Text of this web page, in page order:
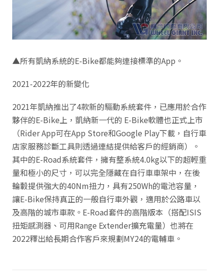
▲所有凱納系統的E-Bike都能夠連接標準的App。
2021-2022年的新變化
2021年凱納推出了4款新的驅動系統套件，已應用於合作
夥伴的E-Bike上，凱納新一代的 E-Bike軟體也正式上市
（Rider App可在App Store和Google Play下載，自行車
店家服務診斷工具則透過連結提供給客戶的經銷商）。
其中的E-Road系統套件，擁有整系統4.0kg以下的超輕重
量和極小的尺寸，可以完全隱藏在自行車車架中，在後
輪轂提供強大的40Nm扭力，具有250Wh的電池容量，
讓E-Bike保持真正的一般自行車外觀，適用於公路車以
及高階的城市車款。E-Road套件的高階版本（搭配ISIS
扭矩感測器、可用Range Extender擴充電量）也將在
2022釋出給長期合作客戶來規劃MY24的電輔車。